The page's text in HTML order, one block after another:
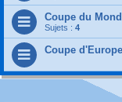
Coupe du
Sujets : 4
Coupe d'Europe